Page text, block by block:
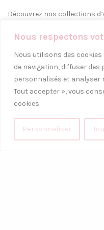
Nous respectons
Nous utilisons des
de navigation, diffuser
personnalisés et analyser
Tout accepter », vous
cookies.
Personnaliser
Découvrez nos collections
14 rue poulet 75018, Paris
Téléphone: 01 42 62 72 88
POSTS RÉCENTS
6 août 2026